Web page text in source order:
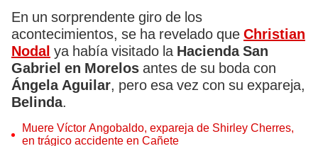
En un sorprendente giro de los
acontecimientos, se ha revelado que Christian
Nodal ya había visitado la Hacienda San
Gabriel en Morelos antes de su boda con
Ángela Aguilar, pero esa vez con su expareja,
Belinda.
Muere Víctor Angobaldo, expareja de Shirley Cherres,
en trágico accidente en Cañete